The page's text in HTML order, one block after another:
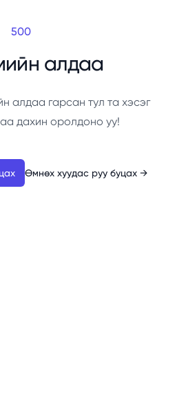
500
алдаа
алдаа гарсан тул та хэсэг
дахин оролдоно уу!
Өмнөх хуудас руу буцах →